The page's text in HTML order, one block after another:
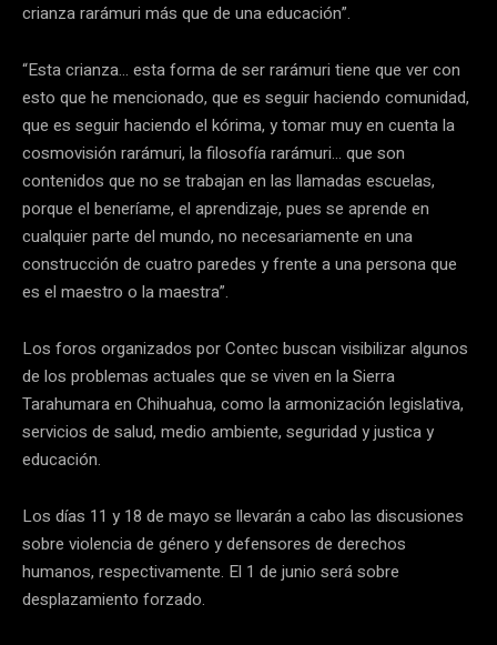
crianza rarámuri más que de una educación”.
“Esta crianza… esta forma de ser rarámuri tiene que ver con
esto que he mencionado, que es seguir haciendo comunidad,
que es seguir haciendo el kórima, y tomar muy en cuenta la
cosmovisión rarámuri, la filosofía rarámuri… que son
contenidos que no se trabajan en las llamadas escuelas,
porque el beneríame, el aprendizaje, pues se aprende en
cualquier parte del mundo, no necesariamente en una
construcción de cuatro paredes y frente a una persona que
es el maestro o la maestra”.
Los foros organizados por Contec buscan visibilizar algunos
de los problemas actuales que se viven en la Sierra
Tarahumara en Chihuahua, como la armonización legislativa,
servicios de salud, medio ambiente, seguridad y justica y
educación.
Los días 11 y 18 de mayo se llevarán a cabo las discusiones
sobre violencia de género y defensores de derechos
humanos, respectivamente. El 1 de junio será sobre
desplazamiento forzado.